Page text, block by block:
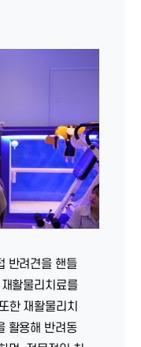
반려견을 핸들
활물리치료를
한 재활물리치
활용해 반려동